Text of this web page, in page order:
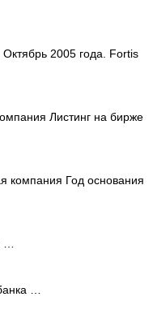
2005 года. Fortis
Листинг на бирже
компания Год основания
…